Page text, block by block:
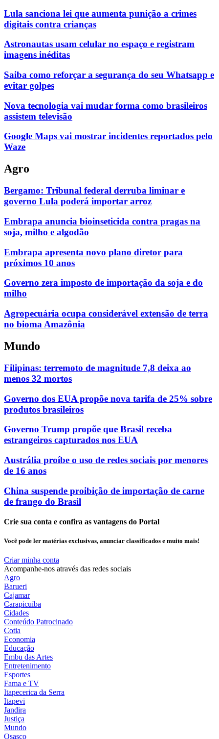
Lula sanciona lei que aumenta punição a crimes
digitais contra crianças
Astronautas usam celular no espaço e registram
imagens inéditas
Saiba como reforçar a segurança do seu Whatsapp e
evitar golpes
Nova tecnologia vai mudar forma como brasileiros
assistem televisão
Google Maps vai mostrar incidentes reportados pelo
Waze
Agro
Bergamo: Tribunal federal derruba liminar e
governo Lula poderá importar arroz
Embrapa anuncia bioinseticida contra pragas na
soja, milho e algodão
Embrapa apresenta novo plano diretor para
próximos 10 anos
Governo zera imposto de importação da soja e do
milho
Agropecuária ocupa considerável extensão de terra
no bioma Amazônia
Mundo
Filipinas: terremoto de magnitude 7,8 deixa ao
menos 32 mortos
Governo dos EUA propõe nova tarifa de 25% sobre
produtos brasileiros
Governo Trump propõe que Brasil receba
estrangeiros capturados nos EUA
Austrália proíbe o uso de redes sociais por menores
de 16 anos
China suspende proibição de importação de carne
de frango do Brasil
Crie sua conta e confira as vantagens do Portal
Você pode ler matérias exclusivas, anunciar classificados e muito mais!
Criar minha conta
Acompanhe-nos através das redes sociais
Agro
Barueri
Cajamar
Carapicuíba
Cidades
Conteúdo Patrocinado
Cotia
Economia
Educação
Embu das Artes
Entretenimento
Esportes
Fama e TV
Itapecerica da Serra
Itapevi
Jandira
Justiça
Mundo
Osasco